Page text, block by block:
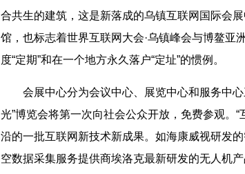
合共生的建筑，这是新落成的乌镇互联网国际会
馆，也标志着世界互联网大会·乌镇峰会与博鳌亚
度“定期”和在一个地方永久落户“定址”的惯例。
会展中心分为会议中心、展览中心和服务中心
光”博览会将第一次向社会公众开放，免费参观。
沿的一批互联网新技术新成果。如海康威视研发
空数据采集服务提供商埃洛克最新研发的无人机